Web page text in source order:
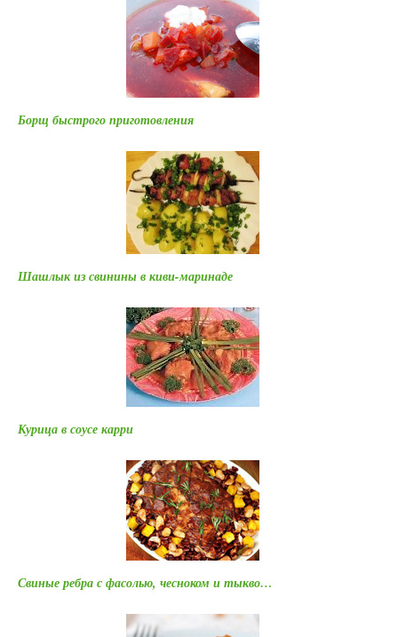
Борщ быстрого приготовления
Шашлык из свинины в киви-маринаде
Курица в соусе карри
Свиные ребра с фасолью, чесноком и тыкво…